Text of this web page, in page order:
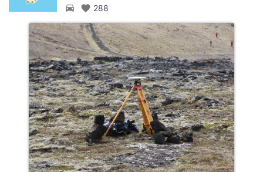
directions_car favorite 288